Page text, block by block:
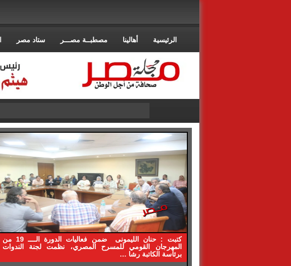
الرئيسية أهالينا مصطبــة مصـــر ستاد مصر
كتبت : حنان الليمونى ضمن فعاليات الدورة الــــ 19 من
المهرجان القومي للمسرح المصري، نظمت لجنة الندوات
برئاسة الكاتبة رشا …